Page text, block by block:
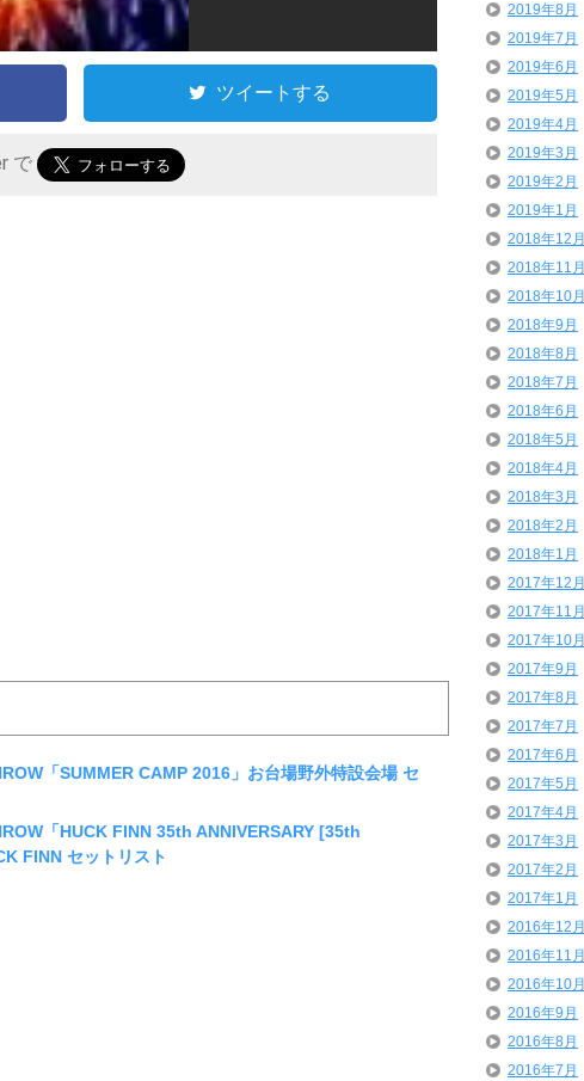
ツイートする
で
「SUMMER CAMP 2016」お台場野外特設会場 セ
「HUCK FINN 35th ANNIVERSARY [35th
FINN セットリスト
2019年8月
2019年7月
2019年6月
2019年5月
2019年4月
2019年3月
2019年2月
2019年1月
2018年12月
2018年11月
2018年10月
2018年9月
2018年8月
2018年7月
2018年6月
2018年5月
2018年4月
2018年3月
2018年2月
2018年1月
2017年12月
2017年11月
2017年10月
2017年9月
2017年8月
2017年7月
2017年6月
2017年5月
2017年4月
2017年3月
2017年2月
2017年1月
2016年12月
2016年11月
2016年10月
2016年9月
2016年8月
2016年7月